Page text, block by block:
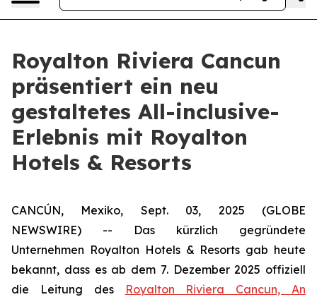
Royalton Riviera Cancun
präsentiert ein neu
gestaltetes All-inclusive-
Erlebnis mit Royalton
Hotels & Resorts
CANCÚN, Mexiko, Sept. 03, 2025 (GLOBE
NEWSWIRE) -- Das kürzlich gegründete
Unternehmen Royalton Hotels & Resorts gab heute
bekannt, dass es ab dem 7. Dezember 2025 offiziell
die Leitung des
Royalton Riviera Cancun, An